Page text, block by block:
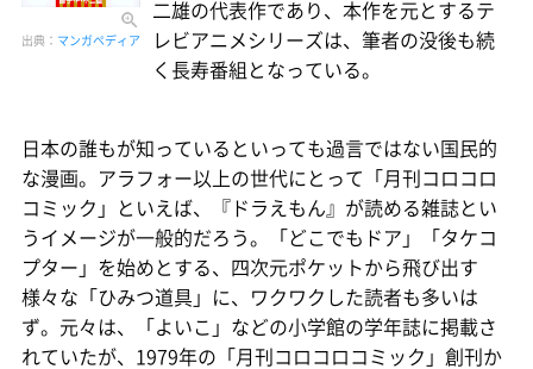
出典： マンガペディア
二雄の代表作であり、本作を元とするテ
レビアニメシリーズは、筆者の没後も続
く長寿番組となっている。
日本の誰もが知っているといっても過言ではない国民的
な漫画。アラフォー以上の世代にとって「月刊コロコロ
コミック」といえば、『ドラえもん』が読める雑誌とい
うイメージが一般的だろう。「どこでもドア」「タケコ
プター」を始めとする、四次元ポケットから飛び出す
様々な「ひみつ道具」に、ワクワクした読者も多いは
ず。元々は、「よいこ」などの小学館の学年誌に掲載さ
れていたが、1979年の「月刊コロコロコミック」創刊か